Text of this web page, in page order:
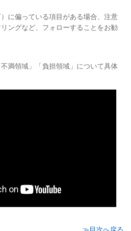
に偏っている項目がある場合、注意
ングなど、フォローすることをお勧
満領域」「負担領域」について具体